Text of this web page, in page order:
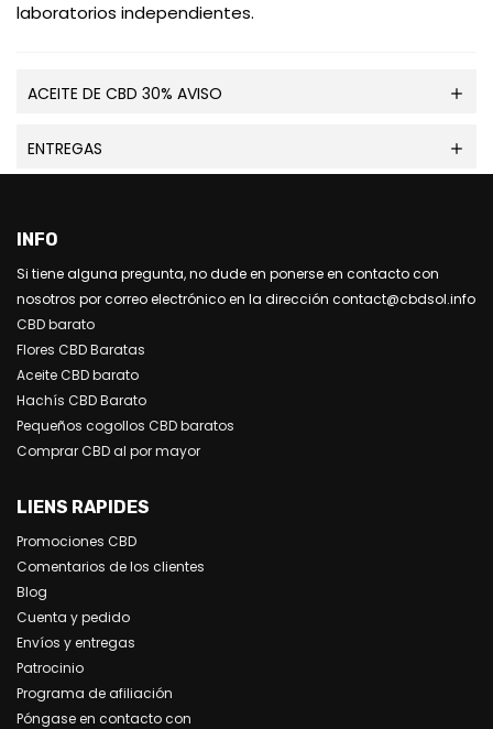
laboratorios independientes.
ACEITE DE CBD 30% AVISO
ENTREGAS
INFO
Si tiene alguna pregunta, no dude en ponerse en contacto con
nosotros por correo electrónico en la dirección contact@cbdsol.info
CBD barato
Flores CBD Baratas
Aceite CBD barato
Hachís CBD Barato
Pequeños cogollos CBD baratos
Comprar CBD al por mayor
LIENS RAPIDES
Promociones CBD
Comentarios de los clientes
Blog
Cuenta y pedido
Envíos y entregas
Patrocinio
Programa de afiliación
Póngase en contacto con